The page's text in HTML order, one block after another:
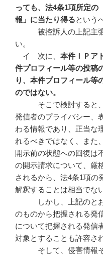
っても、法4条1項所定の
報」に当たり得るという
被控訴人の上記主張
い。
イ 次に、 本件ＩＰア
件プロフィール等の投稿
り、本件プロフィール等
のではない。
そこで検討すると、
発信者のプライバシー、
わる情報であり、正当な
れるべきではなく、また
開示前の状態への回復は
の開示請求について、厳
されるから、法4条1項の
解釈することは相当でない
しかし、上記のとお
のものから把握される発
について把握される発信
対象とすることも許容さ
そして、侵害情報そ